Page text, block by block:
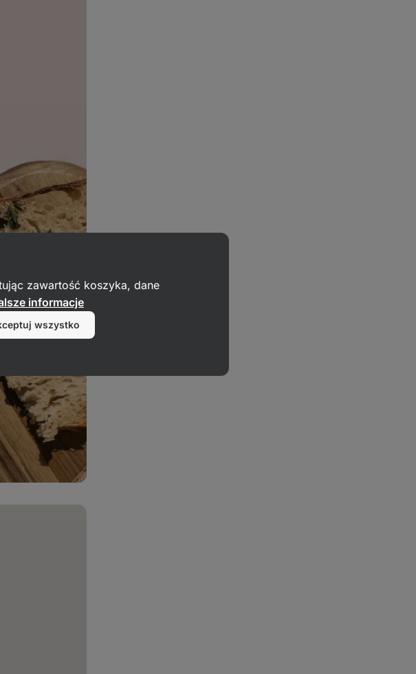
zawartość koszyka, dane
informacje
wszystko